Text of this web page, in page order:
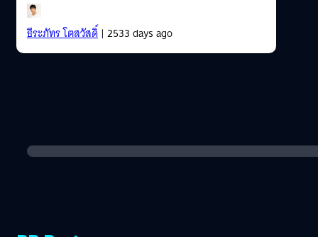
ธีระภัทร โตสวัสดิ์| 2533 days ago